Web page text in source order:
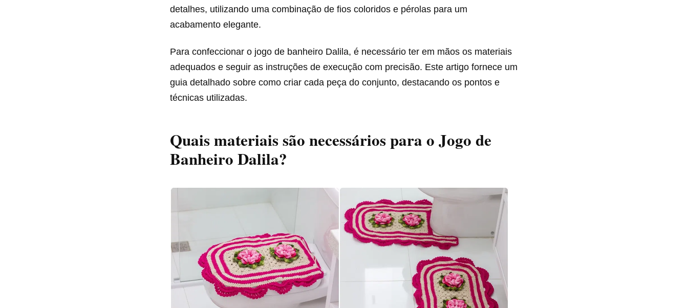
detalhes, utilizando uma combinação de fios coloridos e pérolas para um
acabamento elegante.
Para confeccionar o jogo de banheiro Dalila, é necessário ter em mãos os materiais
adequados e seguir as instruções de execução com precisão. Este artigo fornece um
guia detalhado sobre como criar cada peça do conjunto, destacando os pontos e
técnicas utilizadas.
Quais materiais são necessários para o Jogo de
Banheiro Dalila?